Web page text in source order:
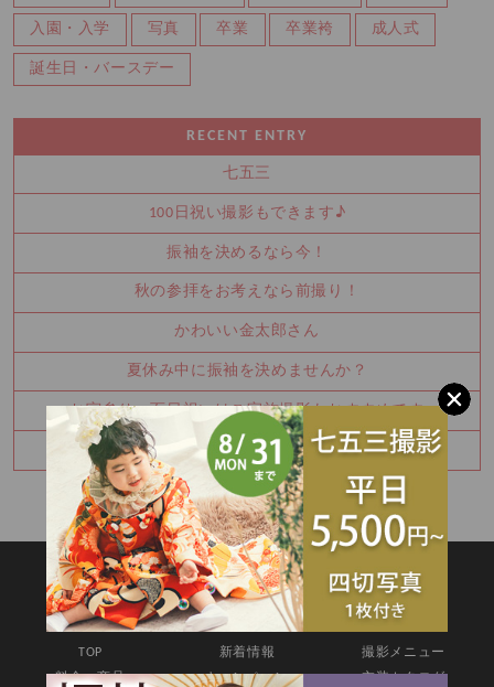
入園・入学 写真 卒業 卒業袴 成人式
誕生日・バースデー
RECENT ENTRY
七五三
100日祝い撮影もできます♪
振袖を決めるなら今！
秋の参拝をお考えなら前撮り！
かわいい金太郎さん
夏休み中に振袖を決めませんか？
お宮参り・百日祝いはご家族撮影もおすすめです
七五三8月キャンペーン✨
SITEMAP
TOP 新着情報
撮影メニュー
料金・商品
キャンペーン
衣装カタログ